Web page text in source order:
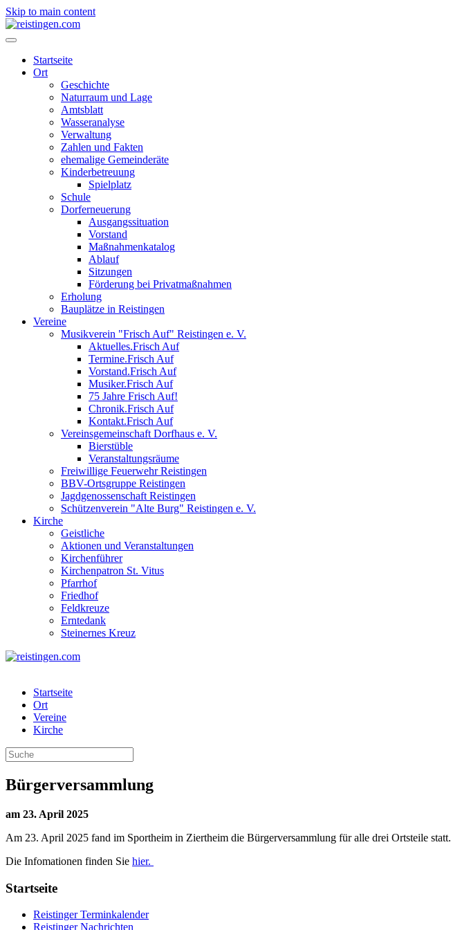
Skip to main content
Startseite
Ort
Geschichte
Naturraum und Lage
Amtsblatt
Wasseranalyse
Verwaltung
Zahlen und Fakten
ehemalige Gemeinderäte
Kinderbetreuung
Spielplatz
Schule
Dorferneuerung
Ausgangssituation
Vorstand
Maßnahmenkatalog
Ablauf
Sitzungen
Förderung bei Privatmaßnahmen
Erholung
Bauplätze in Reistingen
Vereine
Musikverein "Frisch Auf" Reistingen e. V.
Aktuelles.Frisch Auf
Termine.Frisch Auf
Vorstand.Frisch Auf
Musiker.Frisch Auf
75 Jahre Frisch Auf!
Chronik.Frisch Auf
Kontakt.Frisch Auf
Vereinsgemeinschaft Dorfhaus e. V.
Bierstüble
Veranstaltungsräume
Freiwillige Feuerwehr Reistingen
BBV-Ortsgruppe Reistingen
Jagdgenossenschaft Reistingen
Schützenverein "Alte Burg" Reistingen e. V.
Kirche
Geistliche
Aktionen und Veranstaltungen
Kirchenführer
Kirchenpatron St. Vitus
Pfarrhof
Friedhof
Feldkreuze
Erntedank
Steinernes Kreuz
Startseite
Ort
Vereine
Kirche
Bürgerversammlung
am 23. April 2025
Am 23. April 2025 fand im Sportheim in Ziertheim die Bürgerversammlung für alle drei Ortsteile statt.
Die Infomationen finden Sie hier.
Startseite
Reistinger Terminkalender
Reistinger Nachrichten